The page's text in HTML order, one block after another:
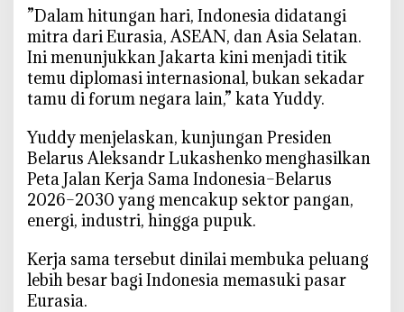
a
s
i
P
r
b
o
w
o
T
g
a
‎”Dalam hitungan hari, Indonesia didatangi
mitra dari Eurasia, ASEAN, dan Asia Selatan.
Ini menunjukkan Jakarta kini menjadi titik
temu diplomasi internasional, bukan sekadar
tamu di forum negara lain,” kata Yuddy.
‎Yuddy menjelaskan, kunjungan Presiden
Belarus Aleksandr Lukashenko menghasilkan
Peta Jalan Kerja Sama Indonesia–Belarus
2026–2030 yang mencakup sektor pangan,
energi, industri, hingga pupuk.
‎Kerja sama tersebut dinilai membuka peluang
lebih besar bagi Indonesia memasuki pasar
Eurasia.